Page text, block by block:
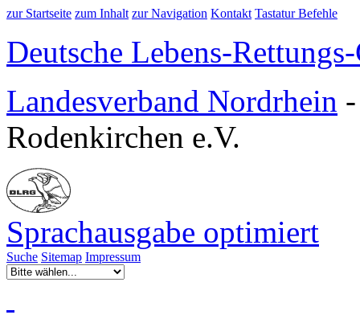
zur Startseite zum Inhalt zur Navigation Kontakt Tastatur Befehle
Deutsche Lebens-
Landesverband Nordrhein
Rodenkirchen e.V.
Sprachausgabe optimiert
Suche Sitemap Impressum